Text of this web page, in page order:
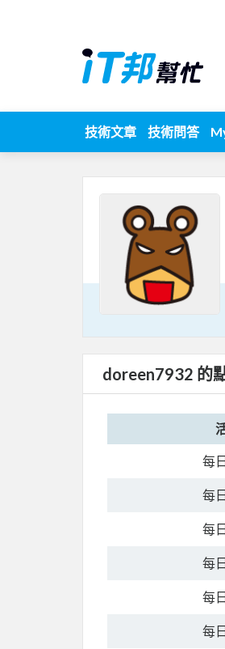
技術文章 技術問答
doreen7932 的
每
每
每
每
每
每